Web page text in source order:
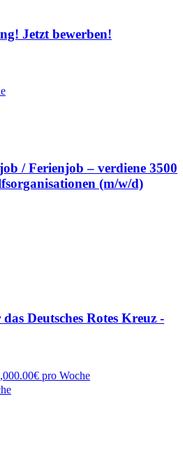
Jetzt bewerben!
/ Ferienjob – verdiene 3500
(m/w/d)
Deutsches Rotes Kreuz -
pro Woche